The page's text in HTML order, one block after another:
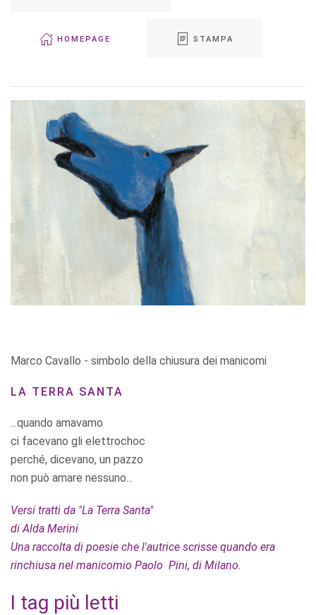
HOMEPAGE STAMPA
Marco Cavallo - simbolo della chiusura dei manicomi
LA TERRA SANTA
...quando amavamo
ci facevano gli elettrochoc
perché, dicevano, un pazzo
non può amare nessuno...
Versi tratti da "La Terra Santa"
di Alda Merini
Una raccolta di poesie che l'autrice scrisse quando era
rinchiusa nel manicomio Paolo Pini, di Milano.
I tag più letti